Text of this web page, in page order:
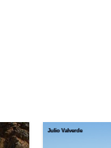
Julio Valverde